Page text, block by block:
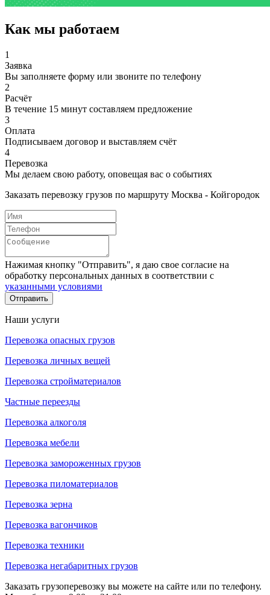
Как мы работаем
1
Заявка
Вы заполняете форму или звоните по телефону
2
Расчёт
В течение 15 минут составляем предложение
3
Оплата
Подписываем договор и выставляем счёт
4
Перевозка
Мы делаем свою работу, оповещая вас о событиях
Заказать перевозку грузов по маршруту Москва - Койгородок
Нажимая кнопку "Отправить", я даю свое согласие на
обработку персональных данных в соответствии с
указанными условиями
Отправить
Наши услуги
Перевозка опасных грузов
Перевозка личных вещей
Перевозка стройматериалов
Частные переезды
Перевозка алкоголя
Перевозка мебели
Перевозка замороженных грузов
Перевозка пиломатериалов
Перевозка зерна
Перевозка вагончиков
Перевозка техники
Перевозка негабаритных грузов
Заказать грузоперевозку вы можете на сайте или по телефону.